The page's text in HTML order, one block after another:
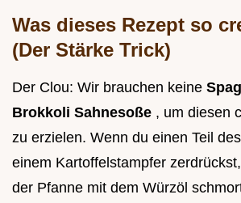
Was dieses Rezept so
(Der Stärke Trick)
Der Clou: Wir brauchen keine
Brokkoli Sahnesoße , um diesen
zu erzielen. Wenn du einen Teil
einem Kartoffelstampfer
der Pfanne mit dem Würzöl